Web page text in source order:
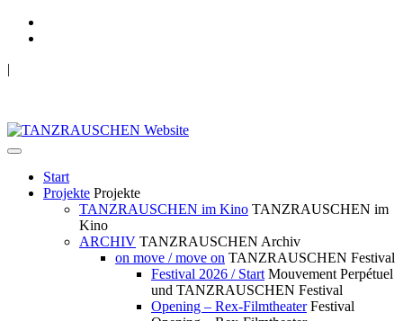
|
Start
Projekte Projekte
TANZRAUSCHEN im Kino TANZRAUSCHEN im
Kino
ARCHIV TANZRAUSCHEN Archiv
on move / move on TANZRAUSCHEN Festival
Festival 2026 / Start Mouvement Perpétuel
und TANZRAUSCHEN Festival
Opening – Rex-Filmtheater Festival